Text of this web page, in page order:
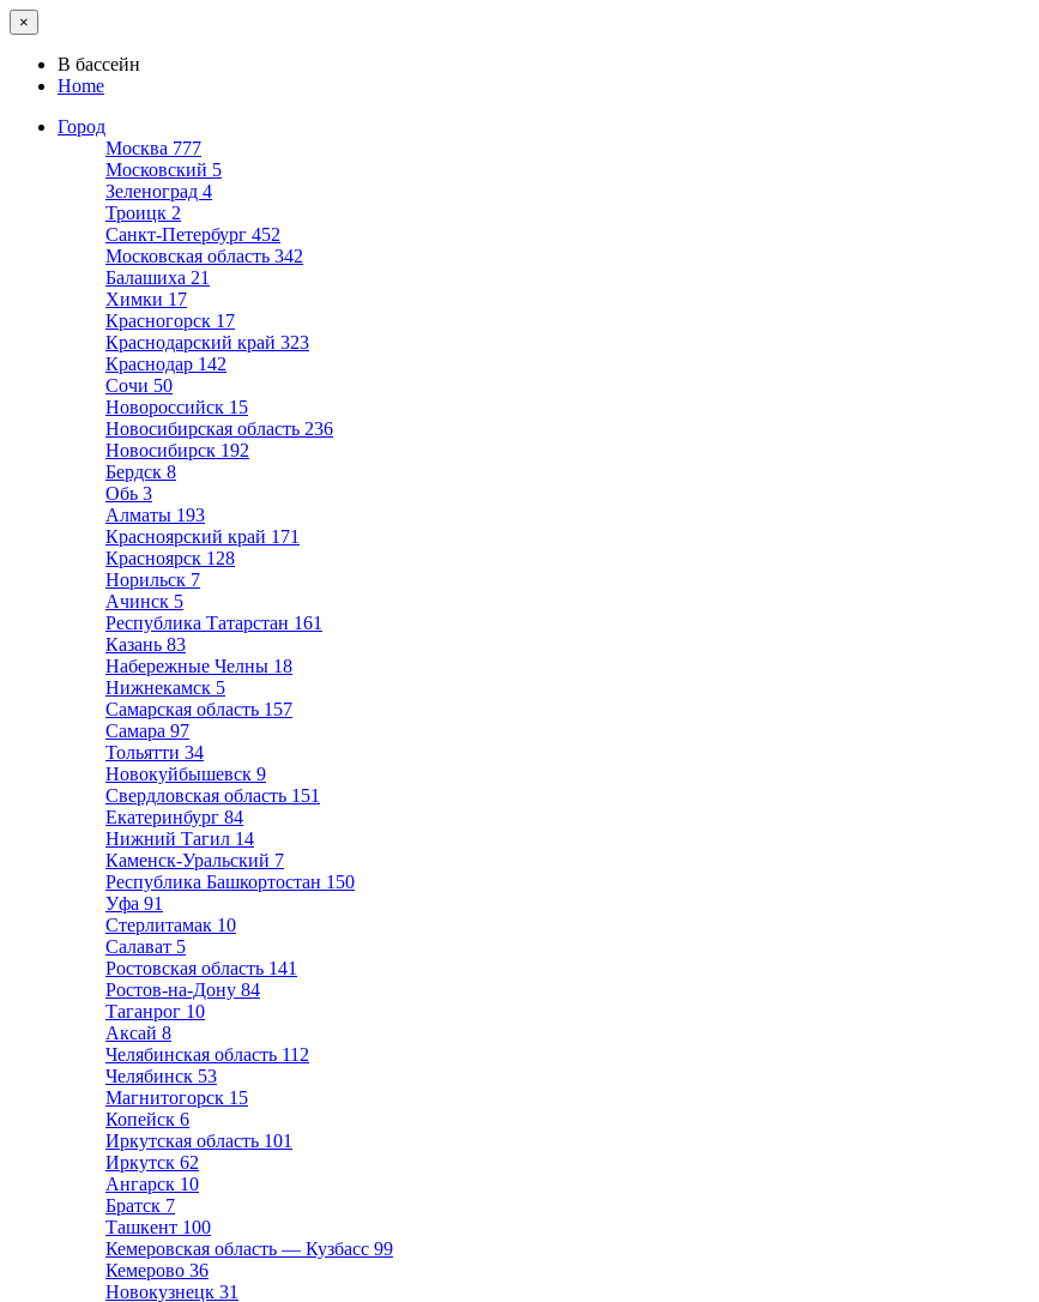
×
В бассейн
Home
Город
Москва 777
Московский 5
Зеленоград 4
Троицк 2
Санкт-Петербург 452
Московская область 342
Балашиха 21
Химки 17
Красногорск 17
Краснодарский край 323
Краснодар 142
Сочи 50
Новороссийск 15
Новосибирская область 236
Новосибирск 192
Бердск 8
Обь 3
Алматы 193
Красноярский край 171
Красноярск 128
Норильск 7
Ачинск 5
Республика Татарстан 161
Казань 83
Набережные Челны 18
Нижнекамск 5
Самарская область 157
Самара 97
Тольятти 34
Новокуйбышевск 9
Свердловская область 151
Екатеринбург 84
Нижний Тагил 14
Каменск-Уральский 7
Республика Башкортостан 150
Уфа 91
Стерлитамак 10
Салават 5
Ростовская область 141
Ростов-на-Дону 84
Таганрог 10
Аксай 8
Челябинская область 112
Челябинск 53
Магнитогорск 15
Копейск 6
Иркутская область 101
Иркутск 62
Ангарск 10
Братск 7
Ташкент 100
Кемеровская область — Кузбасс 99
Кемерово 36
Новокузнецк 31